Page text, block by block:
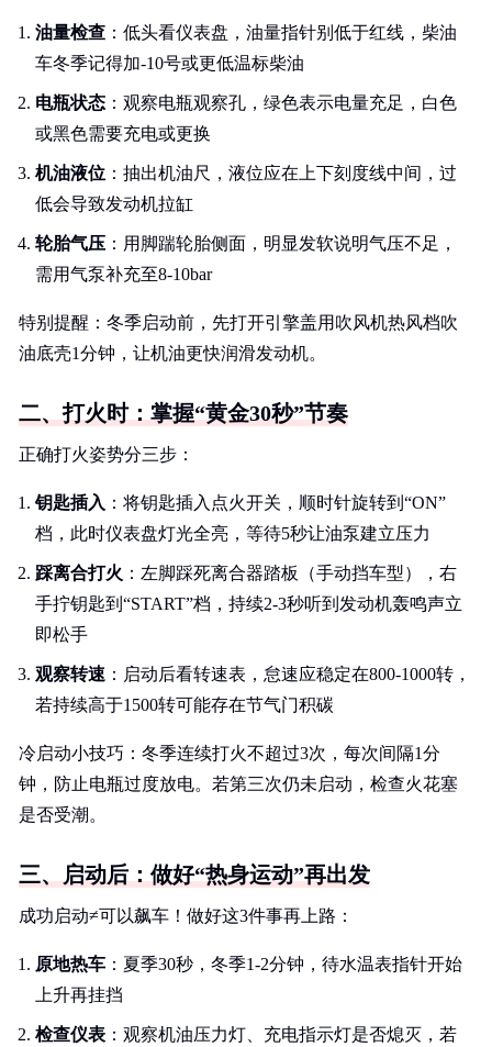
油量检查 ：低头看仪表盘，油量指针别低于红线，柴油
车冬季记得加-10号或更低温标柴油
电瓶状态 ：观察电瓶观察孔，绿色表示电量充足，白色
或黑色需要充电或更换
机油液位 ：抽出机油尺，液位应在上下刻度线中间，过
低会导致发动机拉缸
轮胎气压 ：用脚踹轮胎侧面，明显发软说明气压不足，
需用气泵补充至8-10bar
特别提醒：冬季启动前，先打开引擎盖用吹风机热风档吹
油底壳1分钟，让机油更快润滑发动机。
二、打火时：掌握“黄金30秒”节奏
正确打火姿势分三步：
钥匙插入 ：将钥匙插入点火开关，顺时针旋转到“ON”
档，此时仪表盘灯光全亮，等待5秒让油泵建立压力
踩离合打火 ：左脚踩死离合器踏板（手动挡车型），右
手拧钥匙到“START”档，持续2-3秒听到发动机轰鸣声立
即松手
观察转速 ：启动后看转速表，怠速应稳定在800-1000转，
若持续高于1500转可能存在节气门积碳
冷启动小技巧：冬季连续打火不超过3次，每次间隔1分
钟，防止电瓶过度放电。若第三次仍未启动，检查火花塞
是否受潮。
三、启动后：做好“热身运动”再出发
成功启动≠可以飙车！做好这3件事再上路：
原地热车 ：夏季30秒，冬季1-2分钟，待水温表指针开始
上升再挂挡
检查仪表 ：观察机油压力灯、充电指示灯是否熄灭，若